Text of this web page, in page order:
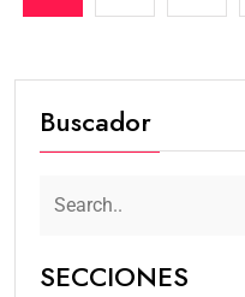
Buscador
SECCIONES